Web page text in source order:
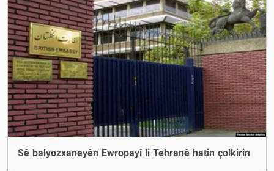
Sê balyozxaneyên Ewropayî li Tehranê hatin çolkirin